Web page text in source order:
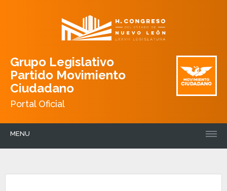
Grupo Legislativo
Partido Movimiento
Ciudadano
Portal Oficial
MENU